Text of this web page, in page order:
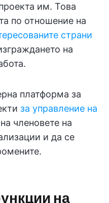
им. Това
по отношение на
страни
на
платформа за
за управление на
членовете на
и да се
на